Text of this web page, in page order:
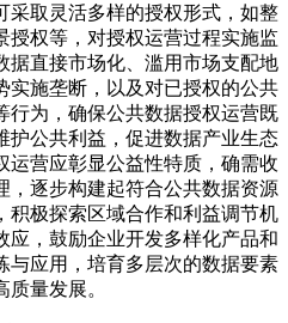
采取灵活多样的授权形式，如整
授权等，对授权运营过程实施监
据直接市场化、滥用市场支配地
实施垄断，以及对已授权的公共
行为，确保公共数据授权运营既
护公共利益，促进数据产业生态
运营应彰显公益性特质，确需收
，逐步构建起符合公共数据资源
积极探索区域合作和利益调节机
应，鼓励企业开发多样化产品和
与应用，培育多层次的数据要素
量发展。